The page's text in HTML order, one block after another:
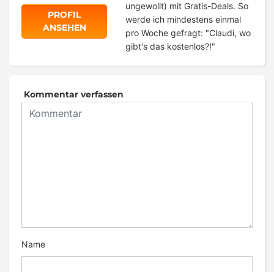
PROFIL
ANSEHEN
ungewollt) mit Gratis-Deals. So
werde ich mindestens einmal
pro Woche gefragt: "Claudi, wo
gibt's das kostenlos?!"
Kommentar verfassen
Name